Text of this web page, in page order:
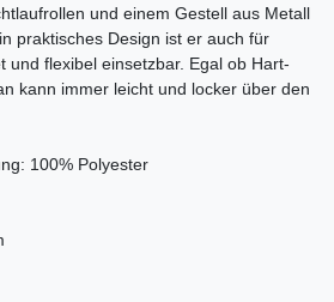
und einem Gestell aus Metall
praktisches Design ist er auch für
und flexibel einsetzbar. Egal ob Hart-
kann immer leicht und locker über den
100% Polyester